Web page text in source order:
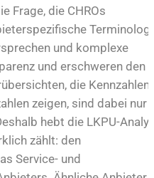
Frage, die CHROs
und komplexe
und erschweren den
die Kennzahlen
zeigen, sind dabei nur
hebt die LKPU-
zählt: den
Service- und